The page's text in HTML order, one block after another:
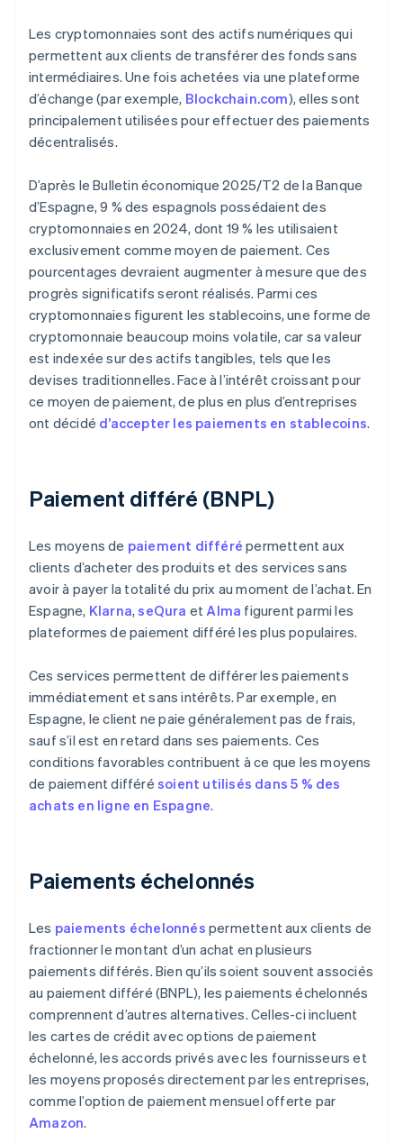
Les cryptomonnaies sont des actifs numériques qui
permettent aux clients de transférer des fonds sans
intermédiaires. Une fois achetées via une plateforme
d’échange (par exemple, Blockchain.com), elles sont
principalement utilisées pour effectuer des paiements
décentralisés.
D’après leBulletin économique 2025/T2 de la Banque
d’Espagne, 9 % des espagnols possédaient des
cryptomonnaies en 2024, dont 19 % les utilisaient
exclusivement comme moyen de paiement. Ces
pourcentages devraient augmenter à mesure que des
progrès significatifs seront réalisés. Parmi ces
cryptomonnaies figurent les stablecoins, une forme de
cryptomonnaie beaucoup moins volatile, car sa valeur
est indexée sur des actifs tangibles, tels que les
devises traditionnelles. Face à l’intérêt croissant pour
ce moyen de paiement, de plus en plus d’entreprises
ont décidé d’accepter les paiements en stablecoins.
Paiement différé (BNPL)
Les moyens de paiement différé permettent aux
clients d’acheter des produits et des services sans
avoir à payer la totalité du prix au moment de l’achat. En
Espagne, Klarna,seQura etAlma figurent parmi les
plateformes de paiement différé les plus populaires.
Ces services permettent de différer les paiements
immédiatement et sans intérêts. Par exemple, en
Espagne, le client ne paie généralement pas de frais,
sauf s’il est en retard dans ses paiements. Ces
conditions favorables contribuent à ce que les moyens
de paiement différé soient utilisés dans 5 % des
achats en ligne en Espagne.
Paiements échelonnés
Les paiements échelonnés permettent aux clients de
fractionner le montant d’un achat en plusieurs
paiements différés. Bien qu’ils soient souvent associés
au paiement différé (BNPL), les paiements échelonnés
comprennent d’autres alternatives. Celles-ci incluent
les cartes de crédit avec options de paiement
échelonné, les accords privés avec les fournisseurs et
les moyens proposés directement par les entreprises,
comme l’option de paiement mensuel offerte par
Amazon.